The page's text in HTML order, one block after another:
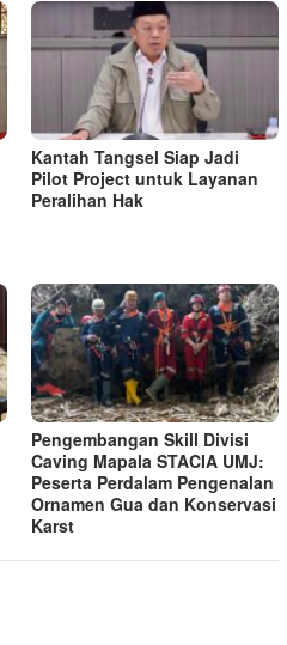
Kantah Tangsel Siap Jadi
Pilot Project untuk Layanan
Peralihan Hak
Pengembangan Skill Divisi
Caving Mapala STACIA UMJ:
Peserta Perdalam Pengenalan
Ornamen Gua dan Konservasi
Karst